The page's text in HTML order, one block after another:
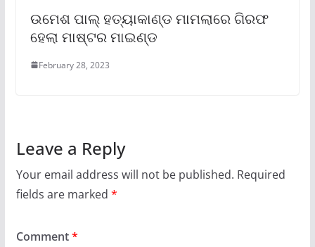
ଉମେଶ ପାଲ୍ ହତ୍ୟାକାଣ୍ଡ ମାମଲାରେ ଗିରଫ
ହେଲା ମାଷ୍ଟର ମାଇଣ୍ଡ
February 28, 2023
Leave a Reply
Your email address will not be published. Required
fields are marked *
Comment*